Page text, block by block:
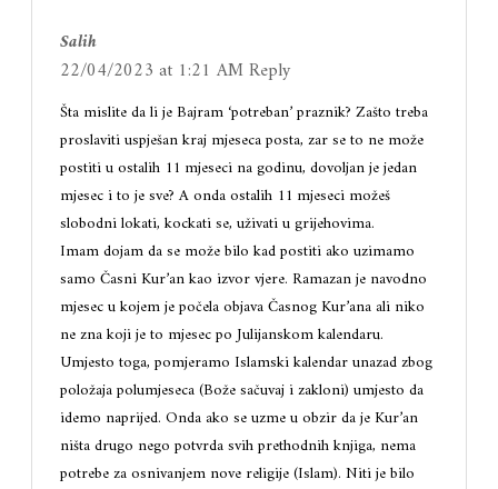
Salih
22/04/2023 at 1:21 AMReply
Šta mislite da li je Bajram ‘potreban’ praznik? Zašto treba
proslaviti uspješan kraj mjeseca posta, zar se to ne može
postiti u ostalih 11 mjeseci na godinu, dovoljan je jedan
mjesec i to je sve? A onda ostalih 11 mjeseci možeš
slobodni lokati, kockati se, uživati u grijehovima.
Imam dojam da se može bilo kad postiti ako uzimamo
samo Časni Kur’an kao izvor vjere. Ramazan je navodno
mjesec u kojem je počela objava Časnog Kur’ana ali niko
ne zna koji je to mjesec po Julijanskom kalendaru.
Umjesto toga, pomjeramo Islamski kalendar unazad zbog
položaja polumjeseca (Bože sačuvaj i zakloni) umjesto da
idemo naprijed. Onda ako se uzme u obzir da je Kur’an
ništa drugo nego potvrda svih prethodnih knjiga, nema
potrebe za osnivanjem nove religije (Islam). Niti je bilo